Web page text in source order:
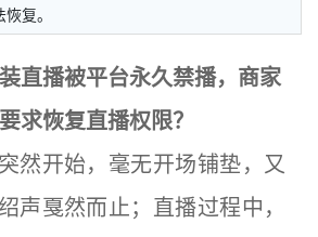
复。
直播被平台永久禁播，商家
求恢复直播权限？
开始，毫无开场铺垫，又
声戛然而止；直播过程中，